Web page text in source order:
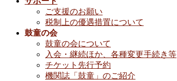
ご支援のお願い
税制上の優遇措置について
鼓童の会
鼓童の会について
入会・継続ほか、各種変更手続き等
チケット先行予約
機関誌「鼓童」のご紹介